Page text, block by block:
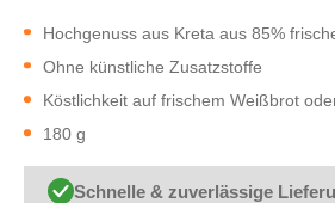
Hochgenuss aus Kreta aus 85%
Ohne künstliche Zusatzstoffe
Köstlichkeit auf frischem Weißbrot
180 g
Schnelle & zuverlässige